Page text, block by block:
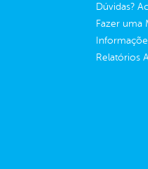
Dúvidas?
Fazer uma
Relatórios